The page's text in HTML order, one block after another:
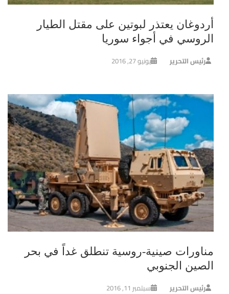
أردوغان يعتذر لبوتين على مقتل الطيار
الروسي في أجواء سوريا
رئيس التحرير يونيو 27, 2016
مناورات صينية-روسية تنطلق غداً في بحر
الصين الجنوبي
رئيس التحرير سبتمبر 11, 2016